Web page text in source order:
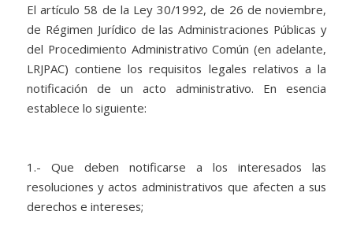
El artículo 58 de la Ley 30/1992, de 26 de noviembre,
de Régimen Jurídico de las Administraciones Públicas y
del Procedimiento Administrativo Común (en adelante,
LRJPAC) contiene los requisitos legales relativos a la
notificación de un acto administrativo. En esencia
establece lo siguiente:
1.- Que deben notificarse a los interesados las
resoluciones y actos administrativos que afecten a sus
derechos e intereses;